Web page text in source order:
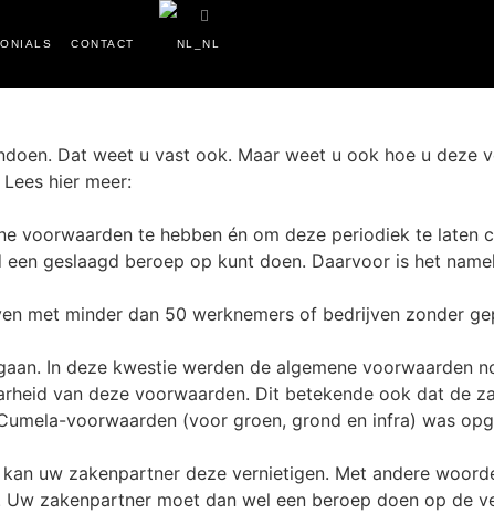
CONTACT
Dat weet u vast ook. Maar weet u ook hoe u deze
hier meer:
voorwaarden te hebben én om deze periodiek te laten
geslaagd beroep op kunt doen. Daarvoor is het
met minder dan 50 werknemers of bedrijven zonder
In deze kwestie werden de algemene voorwaarden
van deze voorwaarden. Dit betekende ook dat de
voorwaarden (voor groen, grond en infra) was
uw zakenpartner deze vernietigen. Met andere
zakenpartner moet dan wel een beroep doen op de